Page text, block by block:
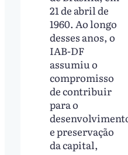
21 de abril de
1960. Ao longo
desses anos, o
IAB-DF
assumiu o
compromisso
de contribuir
para o
e preservação
da capital,